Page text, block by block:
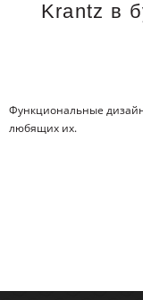
Krantz в
Функциональные
любящих их.